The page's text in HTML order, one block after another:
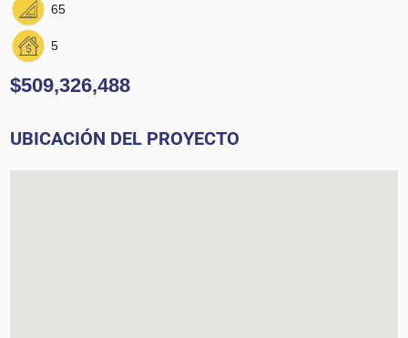
65
5
$509,326,488
UBICACIÓN DEL PROYECTO